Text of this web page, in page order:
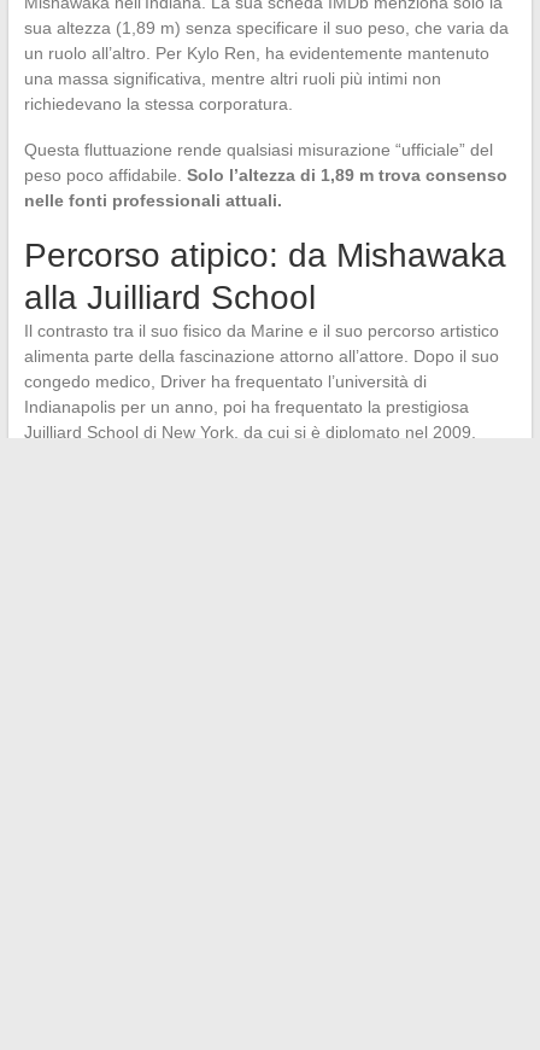
sua altezza (1,89 m) senza specificare il suo peso, che varia da
un ruolo all’altro. Per Kylo Ren, ha evidentemente mantenuto
una massa significativa, mentre altri ruoli più intimi non
richiedevano la stessa corporatura.
Questa fluttuazione rende qualsiasi misurazione “ufficiale” del
peso poco affidabile. Solo l’altezza di 1,89 m trova consenso
nelle fonti professionali attuali.
Percorso atipico: da Mishawaka
alla Juilliard School
Il contrasto tra il suo fisico da Marine e il suo percorso artistico
alimenta parte della fascinazione attorno all’attore. Dopo il suo
congedo medico, Driver ha frequentato l’università di
Indianapolis per un anno, poi ha frequentato la prestigiosa
Juilliard School di New York, da cui si è diplomato nel 2009.